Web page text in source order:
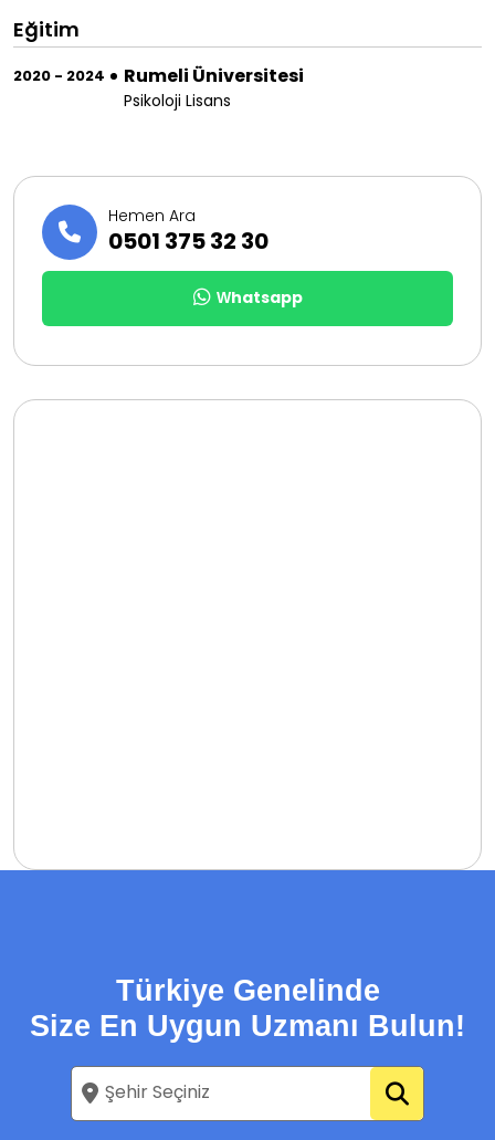
Eğitim
2020 - 2024 Rumeli Üniversitesi
Psikoloji Lisans
Hemen Ara
0501 375 32 30
Whatsapp
Türkiye Genelinde
Size En Uygun Uzmanı Bulun!